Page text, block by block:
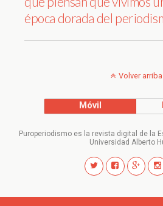
época dorada del
Volver arriba
Móvil
Puroperiodismo es la revista digital de la
Universidad Alberto